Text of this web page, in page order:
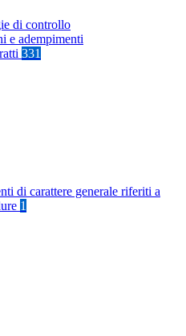
di controllo
e adempimenti
331
di carattere generale riferiti a
1